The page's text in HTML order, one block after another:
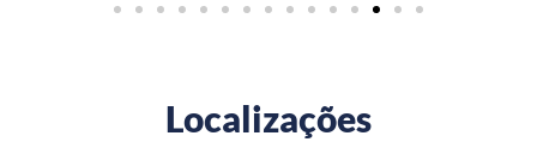
Localizações